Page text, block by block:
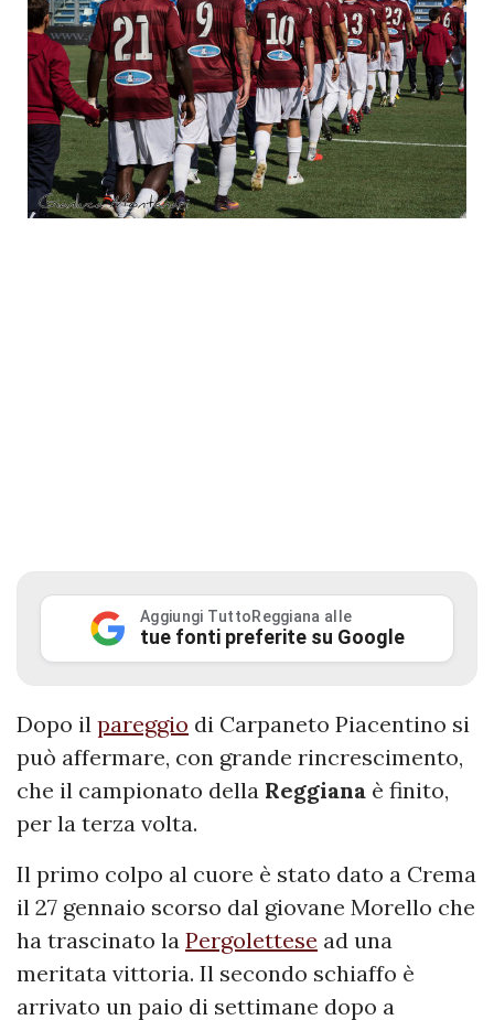
Aggiungi TuttoReggiana alle
tue fonti preferite su Google
Dopo il pareggio di Carpaneto Piacentino si
può affermare, con grande rincrescimento,
che il campionato della Reggiana è finito,
per la terza volta.
Il primo colpo al cuore è stato dato a Crema
il 27 gennaio scorso dal giovane Morello che
ha trascinato la Pergolettese ad una
meritata vittoria. Il secondo schiaffo è
arrivato un paio di settimane dopo a